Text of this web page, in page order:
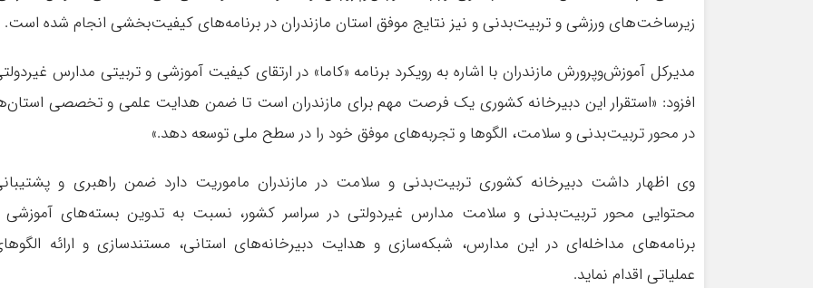
زیرساخت‌های ورزشی و تربیت‌بدنی و نیز نتایج موفق استان مازندران در برنامه‌های کیفیت‌بخشی انجام شده است.
مدیرکل آموزش‌وپرورش مازندران با اشاره به رویکرد برنامه «کاما» در ارتقای کیفیت آموزشی و تربیتی مدارس
افزود: «استقرار این دبیرخانه کشوری یک فرصت مهم برای مازندران است تا ضمن هدایت علمی و تخصصی
در محور تربیت‌بدنی و سلامت، الگوها و تجربه‌های موفق خود را در سطح ملی توسعه دهد.»
وی اظهار داشت دبیرخانه کشوری تربیت‌بدنی و سلامت در مازندران ماموریت دارد ضمن راهبری و
محتوایی محور تربیت‌بدنی و سلامت مدارس غیردولتی در سراسر کشور، نسبت به تدوین بسته‌های آموزشی
برنامه‌های مداخله‌ای در این مدارس، شبکه‌سازی و هدایت دبیرخانه‌های استانی، مستندسازی و ارائه
عملیاتی اقدام نماید.